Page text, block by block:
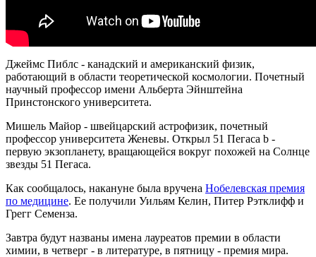
Джеймс Пиблс - канадский и американский физик,
работающий в области теоретической космологии. Почетный
научный профессор имени Альберта Эйнштейна
Принстонского университета.
Мишель Майор - швейцарский астрофизик, почетный
профессор университета Женевы. Открыл 51 Пегаса b -
первую экзопланету, вращающейся вокруг похожей на Солнце
звезды 51 Пегаса.
Как сообщалось, накануне была вручена Нобелевская премия
по медицине. Ее получили Уильям Келин, Питер Рэтклифф и
Грегг Семенза.
Завтра будут названы имена лауреатов премии в области
химии, в четверг - в литературе, в пятницу - премия мира.